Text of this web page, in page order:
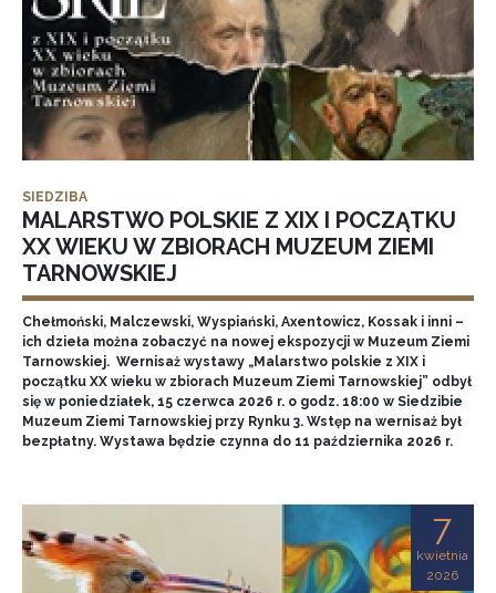
SIEDZIBA
MALARSTWO POLSKIE Z XIX I POCZĄTKU
XX WIEKU W ZBIORACH MUZEUM ZIEMI
TARNOWSKIEJ
Chełmoński, Malczewski, Wyspiański, Axentowicz, Kossak i inni –
ich dzieła można zobaczyć na nowej ekspozycji w Muzeum Ziemi
Tarnowskiej. Wernisaż wystawy „Malarstwo polskie z XIX i
początku XX wieku w zbiorach Muzeum Ziemi Tarnowskiej” odbył
się w poniedziałek, 15 czerwca 2026 r. o godz. 18:00 w Siedzibie
Muzeum Ziemi Tarnowskiej przy Rynku 3. Wstęp na wernisaż był
bezpłatny. Wystawa będzie czynna do 11 października 2026 r.
7
kwietnia
2026